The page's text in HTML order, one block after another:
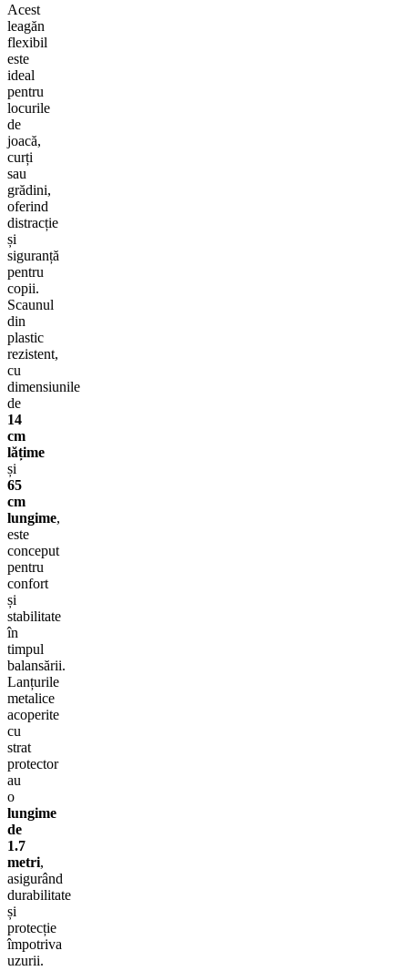
Acest
leagăn
flexibil
este
ideal
pentru
locurile
de
joacă,
curți
sau
grădini,
oferind
distracție
și
siguranță
pentru
copii.
Scaunul
din
plastic
rezistent,
cu
dimensiunile
de
14
cm
lățime
și
65
cm
lungime,
este
conceput
pentru
confort
și
stabilitate
în
timpul
balansării.
Lanțurile
metalice
acoperite
cu
strat
protector
au
o
lungime
de
1.7
metri,
asigurând
durabilitate
și
protecție
împotriva
uzurii.